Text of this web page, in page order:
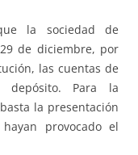
la sociedad de
de diciembre, por
las cuentas de
depósito. Para la
la presentación
provocado el